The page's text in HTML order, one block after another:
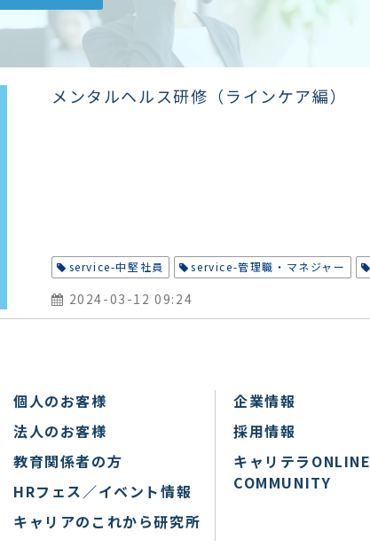
メンタルヘルス研修（ラインケア編）
service-中堅社員 service-管理職・マネジャー
2024-03-12 09:24
個人のお客様
法人のお客様
教育関係者の方
HRフェス／イベント情報
キャリアのこれから研究所
企業情報
採用情報
キャリテラONLINE
COMMUNITY